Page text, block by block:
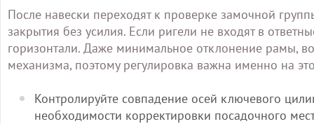
После навески переходят к проверке замочной
закрытия без усилия. Если ригели не входят в
горизонтали. Даже минимальное отклонение рамы,
механизма, поэтому регулировка важна именно на
Контролируйте совпадение осей ключевого
необходимости корректировки посадочного